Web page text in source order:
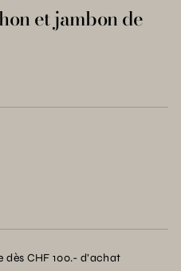
et jambon de
dès CHF 100.- d’achat